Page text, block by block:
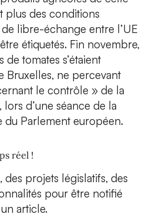
plus des conditions
libre-échange entre l’UE
étiquetés. Fin novembre,
tomates s’étaient
Bruxelles, ne percevant
le contrôle » de la
d’une séance de la
Parlement européen.
réel !
des projets législatifs, des
pour être notifié
article.